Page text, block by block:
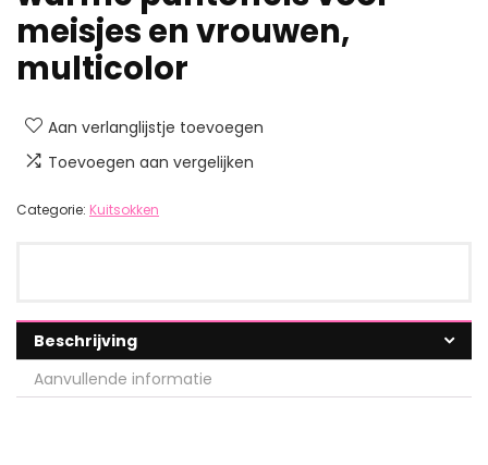
meisjes en vrouwen,
multicolor
Aan verlanglijstje toevoegen
Toevoegen aan vergelijken
Categorie: Kuitsokken
Beschrijving
Aanvullende informatie